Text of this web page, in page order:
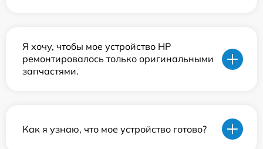
Я хочу, чтобы мое устройство HP
ремонтировалось только оригинальными
запчастями.
Как я узнаю, что мое устройство готово?